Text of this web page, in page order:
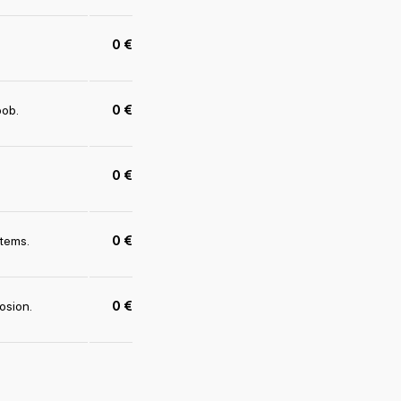
0 €
0 €
0 €
0 €
0 €